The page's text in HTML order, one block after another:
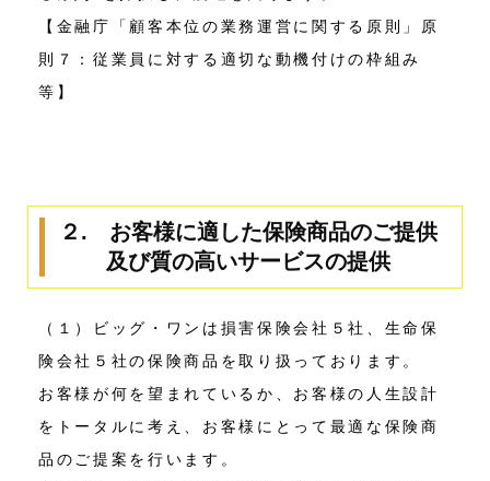
【金融庁「顧客本位の業務運営に関する原則」原
則７：従業員に対する適切な動機付けの枠組み
等】
２. お客様に適した保険商品のご提供
及び質の高いサービスの提供
（１）ビッグ・ワンは損害保険会社５社、生命保
険会社５社の保険商品を取り扱っております。
お客様が何を望まれているか、お客様の人生設計
をトータルに考え、お客様にとって最適な保険商
品のご提案を行います。